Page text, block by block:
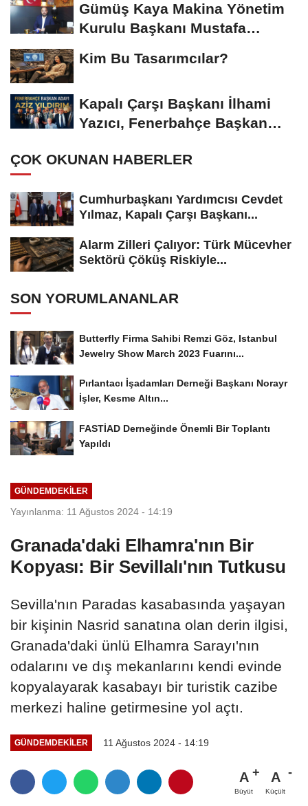
Gümüş Kaya Makina Yönetim
Kurulu Başkanı Mustafa
Kim Bu Tasarımcılar?
Kapalı Çarşı Başkanı İlhami
Yazıcı, Fenerbahçe Başkan
ÇOK OKUNAN HABERLER
Cumhurbaşkanı Yardımcısı Cevdet
Yılmaz, Kapalı Çarşı Başkanı...
Alarm Zilleri Çalıyor: Türk Mücevher
Sektörü Çöküş Riskiyle...
SON YORUMLANANLAR
Butterfly Firma Sahibi Remzi Göz, Istanbul
Jewelry Show March 2023 Fuarını...
Pırlantacı İşadamları Derneği Başkanı Norayr
İşler, Kesme Altın...
FASTİAD Derneğinde Önemli Bir Toplantı
Yapıldı
GÜNDEMDEKILER
Yayınlanma: 11 Ağustos 2024 - 14:19
Granada'daki Elhamra'nın Bir
Kopyası: Bir Sevillalı'nın Tutkusu
Sevilla'nın Paradas kasabasında yaşayan
bir kişinin Nasrid sanatına olan derin ilgisi,
Granada'daki ünlü Elhamra Sarayı'nın
odalarını ve dış mekanlarını kendi evinde
kopyalayarak kasabayı bir turistik cazibe
merkezi haline getirmesine yol açtı.
GÜNDEMDEKILER 11 Ağustos 2024 - 14:19
A
Büyüt
A
Küçült